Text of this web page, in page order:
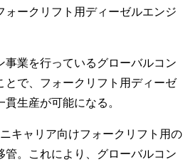
ークリフト用ディーゼルエンジ
業を行っているグローバルコン
で、フォークリフト用ディーゼ
生産が可能になる。
キャリア向けフォークリフト用の
。これにより、グローバルコン